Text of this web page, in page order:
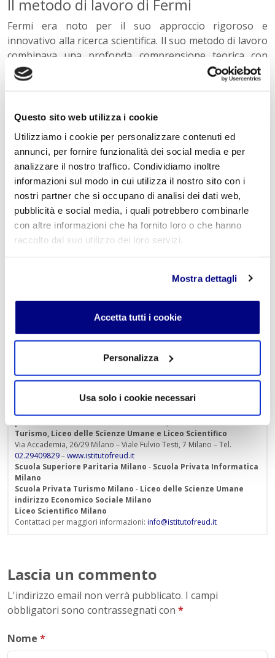
Questo sito web utilizza i cookie
Utilizziamo i cookie per personalizzare contenuti ed
annunci, per fornire funzionalità dei social media e per
analizzare il nostro traffico. Condividiamo inoltre
informazioni sul modo in cui utilizza il nostro sito con i
nostri partner che si occupano di analisi dei dati web,
pubblicità e social media, i quali potrebbero combinarle
con altre informazioni che ha fornito loro o che hanno
raccolto dal suo utilizzo dei loro servizi.
Mostra dettagli
Accetta tutti i cookie
Personalizza
Usa solo i cookie necessari
Il metodo di lavoro di Fermi
Fermi era noto per il suo approccio rigoroso e
innovativo alla ricerca scientifica. Il suo metodo di lavoro
combinava una profonda comprensione teorica con
un'instancabile dedizione alla sperimentazione pratica.
Questo approccio ha permesso a Fermi e al suo team di
L'eredità di Enrico Fermi
La figura di Enrico Fermi è un esempio luminoso di
eccellenza italiana riconosciuta a livello internazionale.
Le sue ricerche non solo hanno avanzato la scienza, ma
hanno anche sollevato questioni importanti riguardo al
rapporto tra progresso tecnologico e responsabilità
etica. Studiare Enrico Fermi significa comprendere come
la curiosità e la ricerca scientifica possano trasformare il
Il valore educativo della sua figura è immenso, offrendo
progresso e responsabilità etica, elementi cruciali per la
Istituto Paritario S. Freud – Scuola Privata Milano – Scuola
Turismo, Liceo delle Scienze Umane e Liceo Scientifico
Via Accademia, 26/29 Milano – Viale Fulvio Testi, 7 Milano – Tel.
02.29409829–www.istitutofreud.it
Scuola Superiore Paritaria Milano - Scuola Privata Informatica
Milano
Scuola Privata Turismo Milano - Liceo delle Scienze Umane
indirizzo Economico Sociale Milano
Liceo Scientifico Milano
Contattaci per maggiori informazioni: info@istitutofreud.it
Lascia un commento
L'indirizzo email non verrà pubblicato. I campi
obbligatori sono contrassegnati con *
Nome *